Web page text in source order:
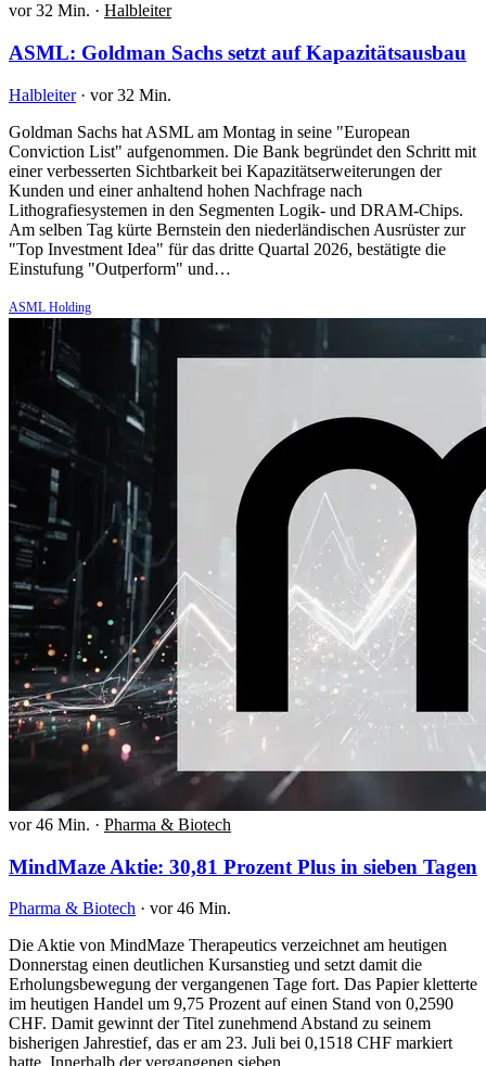
vor 32 Min. · Halbleiter
ASML: Goldman Sachs setzt auf Kapazitätsausbau
Halbleiter · vor 32 Min.
Goldman Sachs hat ASML am Montag in seine "European
Conviction List" aufgenommen. Die Bank begründet den Schritt mit
einer verbesserten Sichtbarkeit bei Kapazitätserweiterungen der
Kunden und einer anhaltend hohen Nachfrage nach
Lithografiesystemen in den Segmenten Logik- und DRAM-Chips.
Am selben Tag kürte Bernstein den niederländischen Ausrüster zur
"Top Investment Idea" für das dritte Quartal 2026, bestätigte die
Einstufung "Outperform" und…
ASML Holding
vor 46 Min. · Pharma & Biotech
MindMaze Aktie: 30,81 Prozent Plus in sieben Tagen
Pharma & Biotech · vor 46 Min.
Die Aktie von MindMaze Therapeutics verzeichnet am heutigen
Donnerstag einen deutlichen Kursanstieg und setzt damit die
Erholungsbewegung der vergangenen Tage fort. Das Papier kletterte
im heutigen Handel um 9,75 Prozent auf einen Stand von 0,2590
CHF. Damit gewinnt der Titel zunehmend Abstand zu seinem
bisherigen Jahrestief, das er am 23. Juli bei 0,1518 CHF markiert